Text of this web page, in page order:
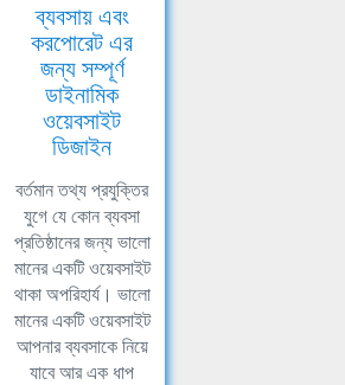
ব্যবসায় এবং
করপোরেট এর
জন্য সম্পূর্ণ
ডাইনামিক
ওয়েবসাইট
ডিজাইন
বর্তমান তথ্য প্রযুক্তির
যুগে যে কোন ব্যবসা
প্রতিষ্ঠানের জন্য ভালো
মানের একটি ওয়েবসাইট
থাকা অপরিহার্য। ভালো
মানের একটি ওয়েবসাইট
আপনার ব্যবসাকে নিয়ে
যাবে আর এক ধাপ